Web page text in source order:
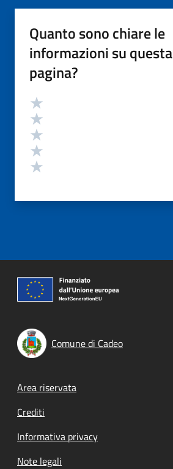
Quanto sono chiare le
informazioni su questa
pagina?
Valutazione
Comune di Cadeo
Footer menu
Area riservata
Crediti
Informativa privacy
Note legali